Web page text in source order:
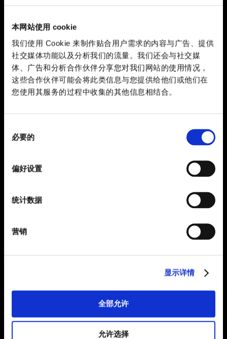
本网站使用 cookie
我们使用 Cookie 来制作贴合用户需求的内容与广告、提供
社交媒体功能以及分析我们的流量。我们还会与社交媒
体、广告和分析合作伙伴分享您对我们网站的使用情况，
这些合作伙伴可能会将此类信息与您提供给他们或他们在
您使用其服务的过程中收集的其他信息相结合。
必要的
偏好设置
统计数据
营销
显示详情
全部允许
允许选择